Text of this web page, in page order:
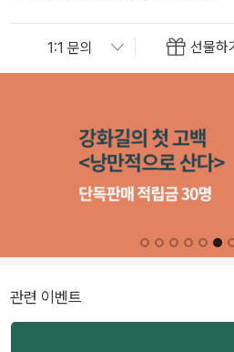
선물하
관련 이벤트